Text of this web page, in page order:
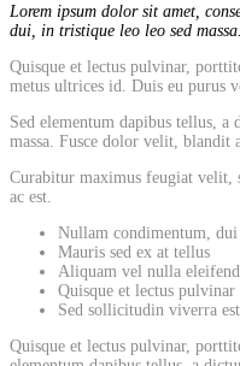
Lorem ipsum dolor sit amet,
dui, in tristique leo leo sed massa.
Quisque et lectus pulvinar,
metus ultrices id. Duis eu purus
Sed elementum dapibus tellus,
massa. Fusce dolor velit, blandit
Curabitur maximus feugiat velit,
ac est.
Nullam condimentum,
Mauris sed ex at tellus
Aliquam vel nulla
Quisque et lectus pulvinar
Sed sollicitudin viverra est
Quisque et lectus pulvinar,